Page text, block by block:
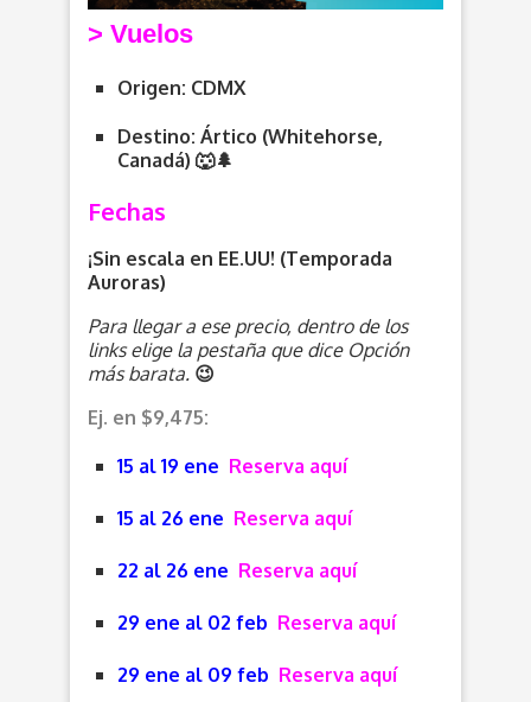
> Vuelos
Origen: CDMX
Destino: Ártico (Whitehorse,
Canadá) 🐺🌲
Fechas
¡Sin escala en EE.UU! (Temporada
Auroras)
Para llegar a ese precio, dentro de los
links elige la pestaña que dice Opción
más barata. 😉
Ej. en $9,475:
15 al 19 ene Reserva aquí
15 al 26 ene Reserva aquí
22 al 26 ene Reserva aquí
29 ene al 02 feb Reserva aquí
29 ene al 09 feb Reserva aquí